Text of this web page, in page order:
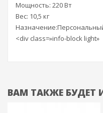
Мощность: 220 Вт
Вес: 10,5 кг
<div class=»info-block light»
ВАМ ТАКЖЕ БУДЕТ